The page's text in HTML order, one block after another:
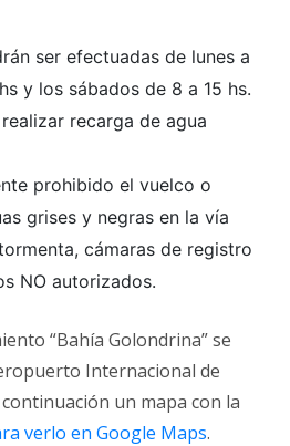
ser efectuadas de lunes a
y los sábados de 8 a 15 hs.
recarga de agua
prohibido el vuelco o
grises y negras en la vía
cámaras de registro
NO autorizados.
“Bahía Golondrina” se
Internacional de
un mapa con la
verlo en Google Maps.